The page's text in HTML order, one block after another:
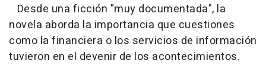
Desde una ficción "muy documentada", la
novela aborda la importancia que cuestiones
como la financiera o los servicios de información
tuvieron en el devenir de los acontecimientos.